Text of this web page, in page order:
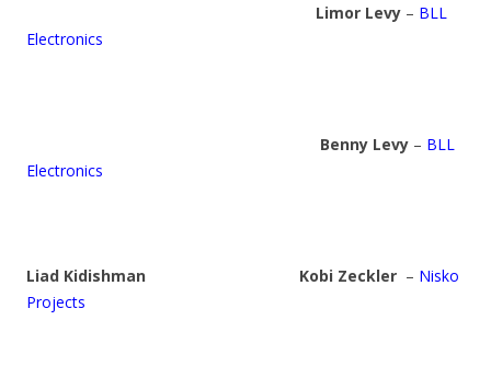
Limor Levy – BLL
Electronics
Benny Levy – BLL
Electronics
Liad Kidishman Kobi Zeckler – Nisko
Projects